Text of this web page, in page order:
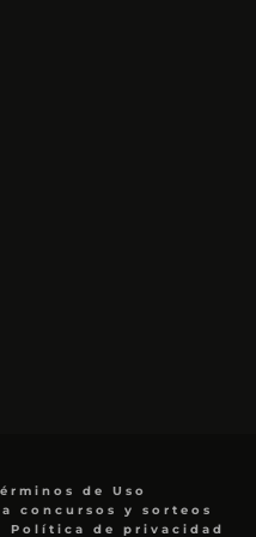
de Uso
concursos y sorteos
Política de privacidad